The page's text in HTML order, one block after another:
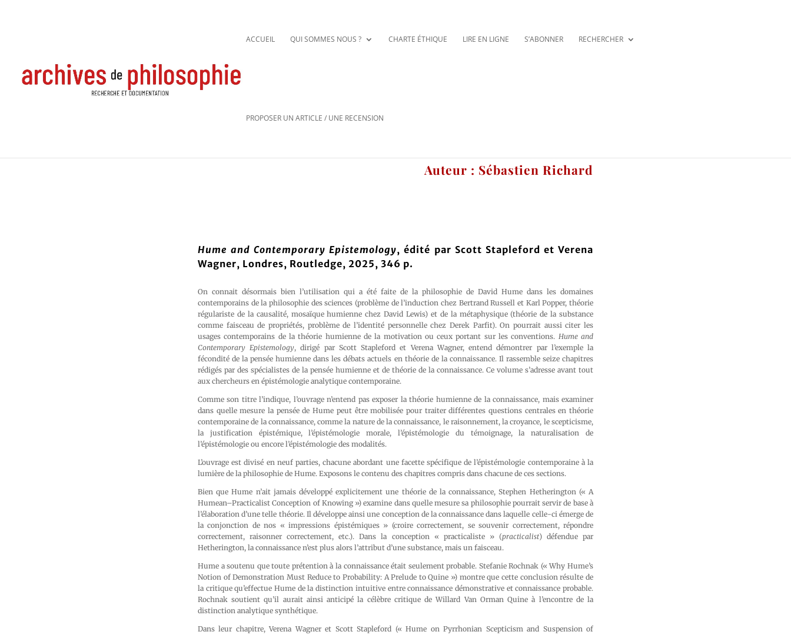
ACCUEIL QUI SOMMES NOUS ? CHARTE ÉTHIQUE LIRE EN LIGNE S’ABONNER RECHERCHER
PROPOSER UN ARTICLE / UNE RECENSION
Auteur : Sébastien Richard
Hume and Contemporary Epistemology, édité par Scott Stapleford et Verena
Wagner, Londres, Routledge, 2025, 346 p.
On connait désormais bien l’utilisation qui a été faite de la philosophie de David Hume dans les domaines
contemporains de la philosophie des sciences (problème de l’induction chez Bertrand Russell et Karl Popper, théorie
régulariste de la causalité, mosaïque humienne chez David Lewis) et de la métaphysique (théorie de la substance
comme faisceau de propriétés, problème de l’identité personnelle chez Derek Parfit). On pourrait aussi citer les
usages contemporains de la théorie humienne de la motivation ou ceux portant sur les conventions. Hume and
Contemporary Epistemology, dirigé par Scott Stapleford et Verena Wagner, entend démontrer par l’exemple la
fécondité de la pensée humienne dans les débats actuels en théorie de la connaissance. Il rassemble seize chapitres
rédigés par des spécialistes de la pensée humienne et de théorie de la connaissance. Ce volume s’adresse avant tout
aux chercheurs en épistémologie analytique contemporaine.
Comme son titre l’indique, l’ouvrage n’entend pas exposer la théorie humienne de la connaissance, mais examiner
dans quelle mesure la pensée de Hume peut être mobilisée pour traiter différentes questions centrales en théorie
contemporaine de la connaissance, comme la nature de la connaissance, le raisonnement, la croyance, le scepticisme,
la justification épistémique, l’épistémologie morale, l’épistémologie du témoignage, la naturalisation de
l’épistémologie ou encore l’épistémologie des modalités.
L’ouvrage est divisé en neuf parties, chacune abordant une facette spécifique de l’épistémologie contemporaine à la
lumière de la philosophie de Hume. Exposons le contenu des chapitres compris dans chacune de ces sections.
Bien que Hume n’ait jamais développé explicitement une théorie de la connaissance, Stephen Hetherington (« A
Humean–Practicalist Conception of Knowing ») examine dans quelle mesure sa philosophie pourrait servir de base à
l’élaboration d’une telle théorie. Il développe ainsi une conception de la connaissance dans laquelle celle-ci émerge de
la conjonction de nos « impressions épistémiques » (croire correctement, se souvenir correctement, répondre
correctement, raisonner correctement, etc.). Dans la conception « practicaliste » (practicalist) défendue par
Hetherington, la connaissance n’est plus alors l’attribut d’une substance, mais un faisceau.
Hume a soutenu que toute prétention à la connaissance était seulement probable. Stefanie Rochnak (« Why Hume’s
Notion of Demonstration Must Reduce to Probability: A Prelude to Quine ») montre que cette conclusion résulte de
la critique qu’effectue Hume de la distinction intuitive entre connaissance démonstrative et connaissance probable.
Rochnak soutient qu’il aurait ainsi anticipé la célèbre critique de Willard Van Orman Quine à l’encontre de la
distinction analytique synthétique.
Dans leur chapitre, Verena Wagner et Scott Stapleford (« Hume on Pyrrhonian Scepticism and Suspension of